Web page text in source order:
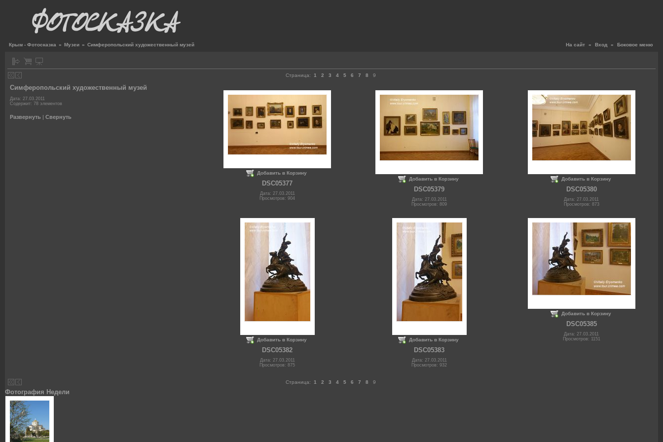
На сайт « Вход « Боковое меню
Крым - Фотосказка » Музеи » Симферопольский художественный музей
Страница: 1 2 3 4 5 6 7 8 9
Симферопольский художественный музей
Дата: 27.03.2011
Содержит: 78 элементов
Развернуть Свернуть
Добавить в Корзину
DSC05377
Дата: 27.03.2011
Просмотров: 904
Добавить в Корзину
DSC05379
Дата: 27.03.2011
Просмотров: 809
Добавить в Корзину
DSC05380
Дата: 27.03.2011
Просмотров: 873
Добавить в Корзину
DSC05382
Дата: 27.03.2011
Просмотров: 875
Добавить в Корзину
DSC05383
Дата: 27.03.2011
Просмотров: 932
Добавить в Корзину
DSC05385
Дата: 27.03.2011
Просмотров: 1151
Страница: 1 2 3 4 5 6 7 8 9
Фотография Недели